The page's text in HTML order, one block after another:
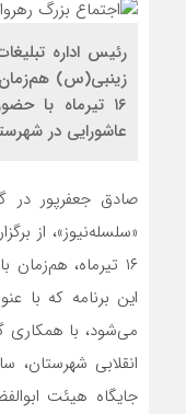
رئیس اداره
زینبی(س) هم‌زمان
۱۶ تیرماه با
عاشورایی در
صادق جعفرپور در
«سلسله‌نیوز»، از
۱۶ تیرماه،
این برنامه که با
می‌شود، با همکاری
جایگاه هیئت